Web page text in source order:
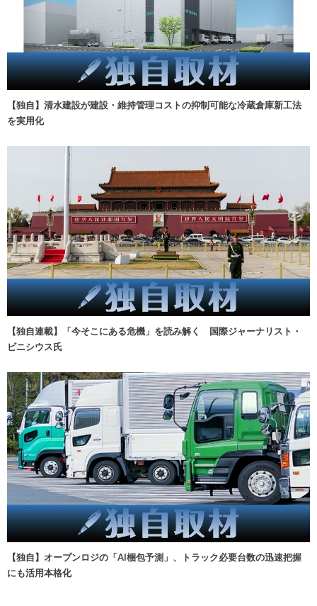
【独自】清水建設が建設・維持管理コストの抑制可能な冷蔵倉庫新工法
を実用化
【独自連載】「今そこにある危機」を読み解く 国際ジャーナリスト・
ビニシウス氏
【独自】オープンロジの「AI梱包予測」、トラック必要台数の迅速把握
にも活用本格化